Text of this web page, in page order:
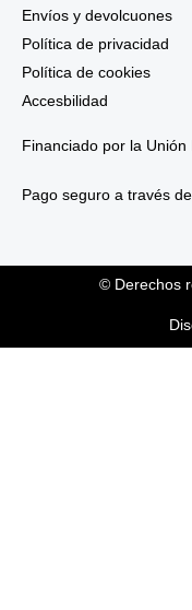
Envíos y devolcuones
Política de privacidad
Política de cookies
Accesbilidad
Financiado por la
Pago seguro a través
© Derechos